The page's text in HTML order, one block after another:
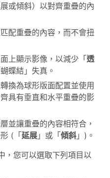
或傾斜）以對齊重疊的內
匹配重疊的內容，而不會扭
上顯示影像，以減少「 透
蝶結」失真。
換為球形版面配置並使用
具有垂直和水平重疊的影
層並讓重疊的內容相符合，
(「 延展 」或「 傾斜 」)。
，您可以選取下列項目以